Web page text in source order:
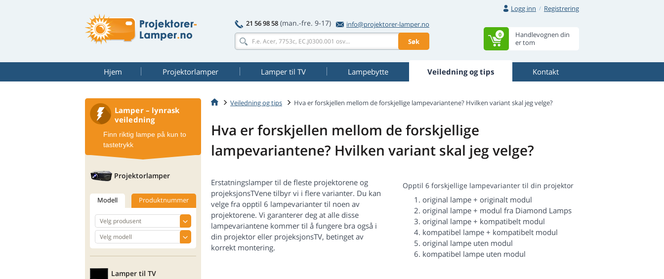
Logg inn
Registrering
21 56 98 58 (man.-fre. 9-17)
info@projektorer-lamper.no
Søk
Handlevognen din
er tom
0
Hjem Projektorlamper Lamper til TV Lampebytte Veiledning og tips Kontakt
Veiledning og tips Hva er forskjellen mellom de forskjellige lampevariantene? Hvilken variant skal jeg velge?
Hva er forskjellen mellom de forskjellige
lampevariantene? Hvilken variant skal jeg velge?
Erstatningslamper til de fleste projektorene og
projeksjonsTVene tilbyr vi i flere varianter. Du kan
velge fra opptil 6 lampevarianter til noen av
projektorene. Vi garanterer deg at alle disse
lampevariantene kommer til å fungere bra også i
din projektor eller projeksjonsTV, betinget av
korrekt montering.
Opptil 6 forskjellige lampevarianter til din projektor
original lampe + originalt modul
original lampe + modul fra Diamond Lamps
original lampe + kompatibelt modul
kompatibel lampe + kompatibelt modul
original lampe uten modul
kompatibel lampe uten modul
Lamper – lynrask
veiledning
Finn riktig lampe på kun to
tastetrykk
Projektorlamper
Modell Produktnummer
Lamper til TV